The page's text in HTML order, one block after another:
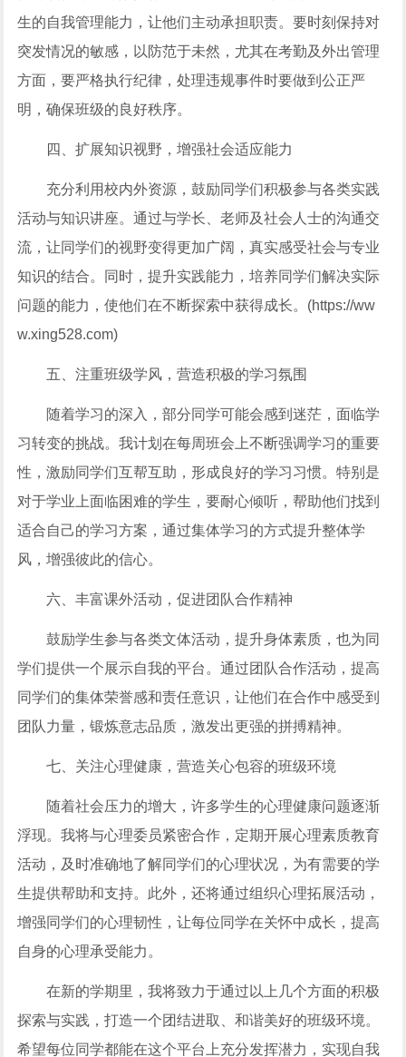
生的自我管理能力，让他们主动承担职责。要时刻保持对
突发情况的敏感，以防范于未然，尤其在考勤及外出管理
方面，要严格执行纪律，处理违规事件时要做到公正严
明，确保班级的良好秩序。
四、扩展知识视野，增强社会适应能力
充分利用校内外资源，鼓励同学们积极参与各类实践
活动与知识讲座。通过与学长、老师及社会人士的沟通交
流，让同学们的视野变得更加广阔，真实感受社会与专业
知识的结合。同时，提升实践能力，培养同学们解决实际
问题的能力，使他们在不断探索中获得成长。(https://ww
w.xing528.com)
五、注重班级学风，营造积极的学习氛围
随着学习的深入，部分同学可能会感到迷茫，面临学
习转变的挑战。我计划在每周班会上不断强调学习的重要
性，激励同学们互帮互助，形成良好的学习习惯。特别是
对于学业上面临困难的学生，要耐心倾听，帮助他们找到
适合自己的学习方案，通过集体学习的方式提升整体学
风，增强彼此的信心。
六、丰富课外活动，促进团队合作精神
鼓励学生参与各类文体活动，提升身体素质，也为同
学们提供一个展示自我的平台。通过团队合作活动，提高
同学们的集体荣誉感和责任意识，让他们在合作中感受到
团队力量，锻炼意志品质，激发出更强的拼搏精神。
七、关注心理健康，营造关心包容的班级环境
随着社会压力的增大，许多学生的心理健康问题逐渐
浮现。我将与心理委员紧密合作，定期开展心理素质教育
活动，及时准确地了解同学们的心理状况，为有需要的学
生提供帮助和支持。此外，还将通过组织心理拓展活动，
增强同学们的心理韧性，让每位同学在关怀中成长，提高
自身的心理承受能力。
在新的学期里，我将致力于通过以上几个方面的积极
探索与实践，打造一个团结进取、和谐美好的班级环境。
希望每位同学都能在这个平台上充分发挥潜力，实现自我